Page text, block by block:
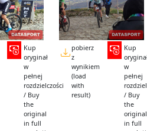
Kup
oryginał
w
pełnej
rozdzielczości
/ Buy
the
original
in full
pobierz
z
wynikiem
(load
with
result)
Kup
w
pełnej
/ Buy
the
original
in full